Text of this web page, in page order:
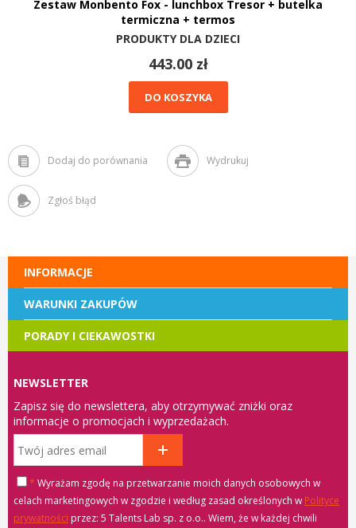
Zestaw Monbento Fox - lunchbox Tresor + butelka
termiczna + termos
PRODUKTY DLA DZIECI
443.00 zł
DO KOSZYKA
Dodaj do porównania Wydrukuj
Zgłoś błąd
INFORMACJE
WARUNKI ZAKUPÓW
PORADY I CIEKAWOSTKI
NEWSLETTER
Zapisz się do newslettera, aby otrzymywać zniżki oraz
informacje o promocjach i wyprzedażach.
* Wyrażam zgodę na przetwarzanie moich danych osobowych w
celach marketingowych w zgodzie i według zasad określonych w Polityce
prywatności
przez: 5 Talents Lab sp. z o.o.. Wiem, że w każdej chwili